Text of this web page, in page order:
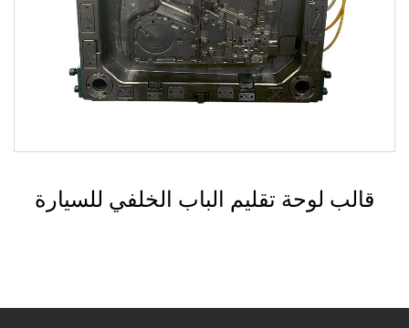
قالب نظام التشغيل الساخن للسيارات